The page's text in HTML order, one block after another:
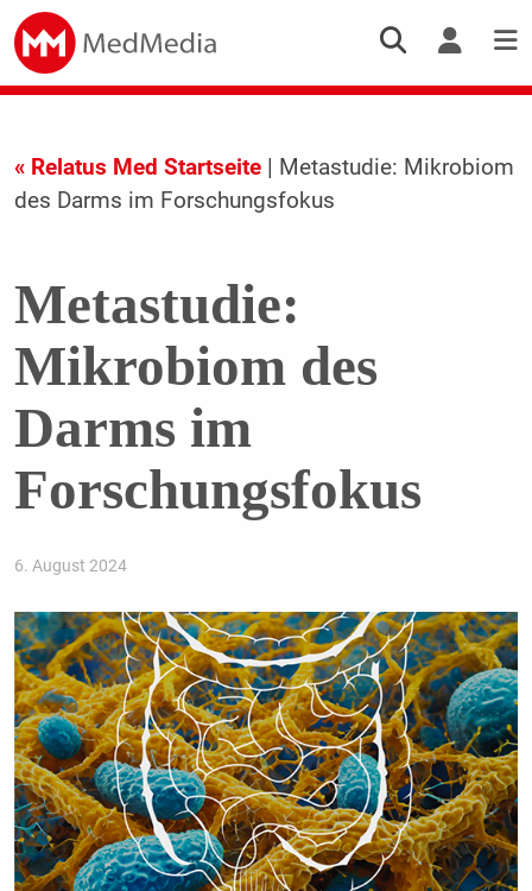
« Relatus Med Startseite| Metastudie: Mikrobiom
des Darms im Forschungsfokus
Metastudie:
Mikrobiom des
Darms im
Forschungsfokus
6. August 2024